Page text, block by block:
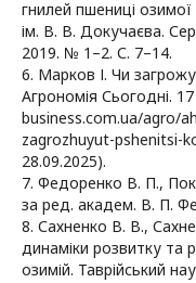
гнилей пшениці озимої
ім. В. В. Докучаєва.
2019. № 1–2. С. 7–14.
6. Марков І. Чи
Агрономія Сьогодні.
business.com.ua/agro/
zagrozhuyut-pshenitsi-
28.09.2025).
7. Федоренко В. П.,
за ред. академ. В. П.
8. Сахненко В. В.,
динаміки розвитку та
озимій. Таврійський